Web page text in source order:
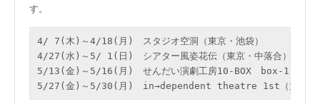
す。
4/ 7(木)～4/18(月)　スタジオ空洞（東京・池袋）
4/27(水)～5/ 1(日)　シアター風姿花伝（東京・中落合）
5/13(金)～5/16(月)　せんだい演劇工房10-BOX　box-1（仙台